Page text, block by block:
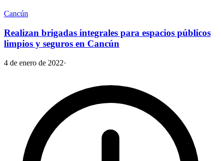
Cancún
Realizan brigadas integrales para espacios públicos
limpios y seguros en Cancún
4 de enero de 2022·